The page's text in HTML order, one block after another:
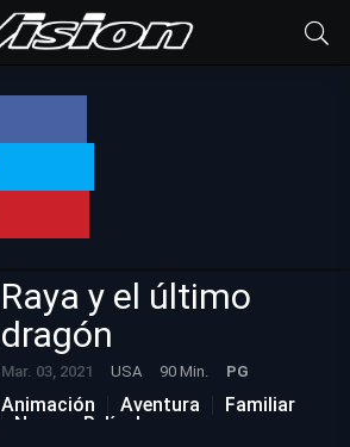
Raya y el último
dragón
Mar. 03, 2021 USA 90 Min. PG
Animación Aventura
Familiar
Nuevas Películas